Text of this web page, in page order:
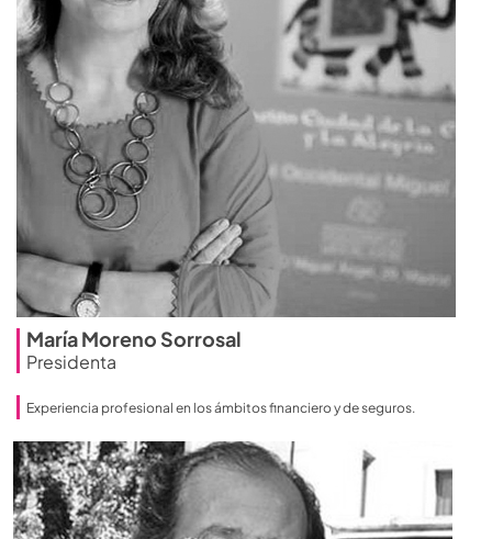
María Moreno Sorrosal
Presidenta
Experiencia profesional en los ámbitos financiero y de seguros.